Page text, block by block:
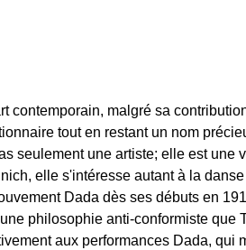
contemporain, malgré sa
tout en restant un nom
seulement une artiste; elle est une
elle s'intéresse autant à la
Dada dès ses débuts en
philosophie anti-conformiste que
aux performances Dada, qui